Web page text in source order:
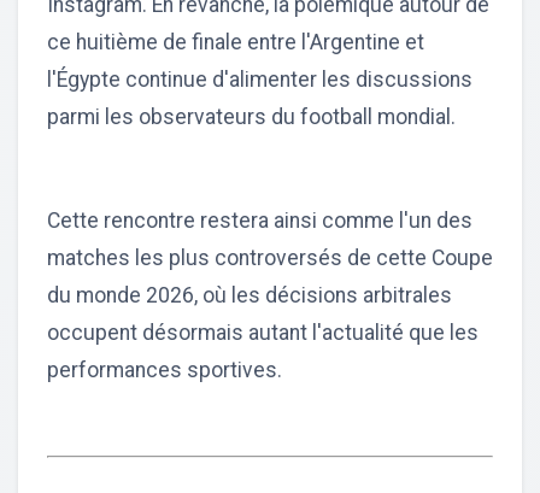
ce huitième de finale entre l'Argentine et
l'Égypte continue d'alimenter les discussions
parmi les observateurs du football mondial.
Cette rencontre restera ainsi comme l'un des
matches les plus controversés de cette Coupe
du monde 2026, où les décisions arbitrales
occupent désormais autant l'actualité que les
performances sportives.